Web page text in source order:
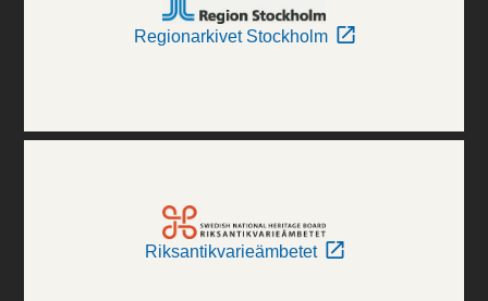
Regionarkivet Stockholm
Riksantikvarieämbetet